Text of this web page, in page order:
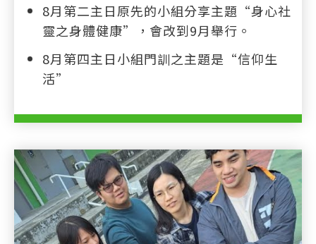
8月第二主日原先的小組分享主題“身心社
靈之身體健康”，會改到9月舉行。
8月第四主日小組門訓之主題是“信仰生
活”